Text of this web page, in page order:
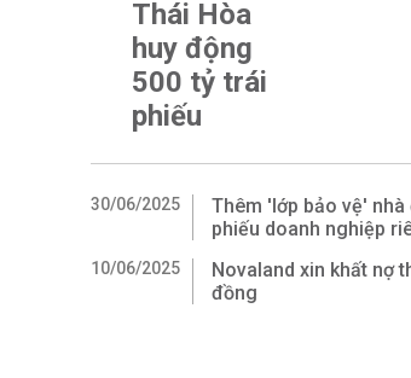
Thái Hòa
huy động
500 tỷ trái
phiếu
30/06/2025
Thêm 'lớp bảo vệ'
phiếu doanh nghiệp
10/06/2025
Novaland xin khất nợ
đồng